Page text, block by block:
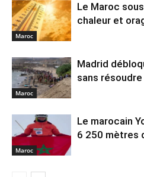
Maroc
Le Maroc
chaleur et
Maroc
Madrid
sans
Maroc
Le marocain
6 250 mètres